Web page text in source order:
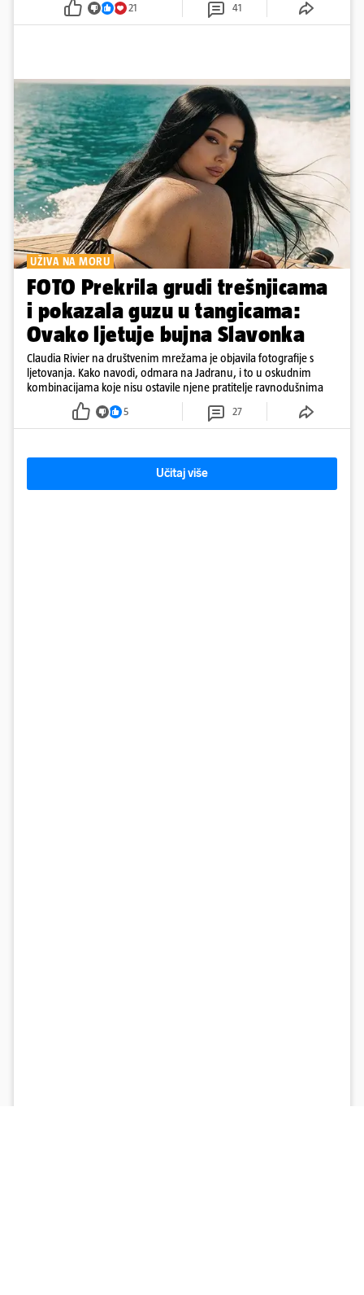
21 41
UŽIVA NA MORU
FOTO Prekrila grudi trešnjicama
i pokazala guzu u tangicama:
Ovako ljetuje bujna Slavonka
Claudia Rivier na društvenim mrežama je objavila fotografije s
ljetovanja. Kako navodi, odmara na Jadranu, i to u oskudnim
kombinacijama koje nisu ostavile njene pratitelje ravnodušnima
5 27
Učitaj više